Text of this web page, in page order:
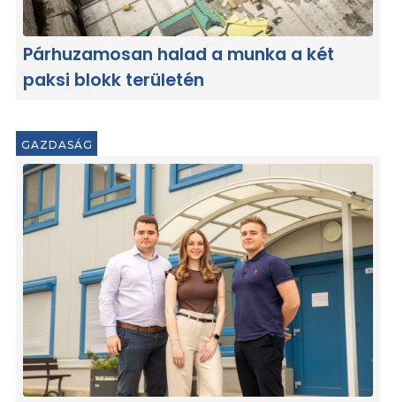
Párhuzamosan halad a munka a két
paksi blokk területén
GAZDASÁG